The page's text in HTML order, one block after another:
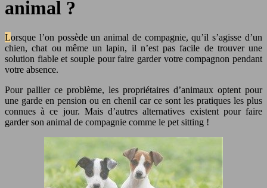
animal ?
Lorsque l’on possède un animal de compagnie, qu’il s’agisse d’un
chien, chat ou même un lapin, il n’est pas facile de trouver une
solution fiable et souple pour faire garder votre compagnon pendant
votre absence.
Pour pallier ce problème, les propriétaires d’animaux optent pour
une garde en pension ou en chenil car ce sont les pratiques les plus
connues à ce jour. Mais d’autres alternatives existent pour faire
garder son animal de compagnie comme le pet sitting !